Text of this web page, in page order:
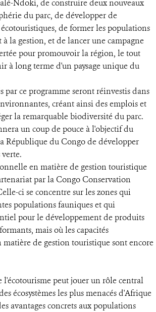
Ndoki, de construire deux nouveaux
du parc, de développer de
de former les populations
à la gestion, et de lancer une campagne
pour promouvoir la région, le tout
à long terme d'un paysage unique du
par ce programme seront réinvestis dans
créant ainsi des emplois et
la remarquable biodiversité du parc.
un coup de pouce à l'objectif du
République du Congo de développer
en matière de gestion touristique
par la Congo Conservation
ci se concentre sur les zones qui
populations fauniques et qui
pour le développement de produits
mais où les capacités
matière de gestion touristique sont encore
l'écotourisme peut jouer un rôle central
écosystèmes les plus menacés d'Afrique
avantages concrets aux populations